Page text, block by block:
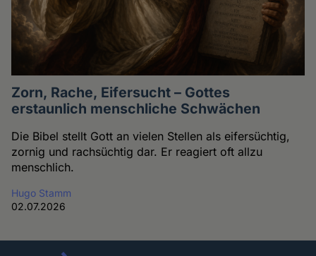
Zorn, Rache, Eifersucht – Gottes
erstaunlich menschliche Schwächen
Die Bibel stellt Gott an vielen Stellen als eifersüchtig,
zornig und rachsüchtig dar. Er reagiert oft allzu
menschlich.
Hugo Stamm
02.07.2026